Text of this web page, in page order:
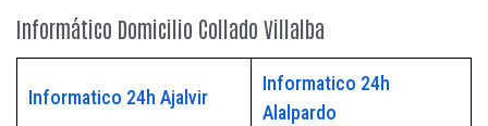
Informático Domicilio Collado Villalba
Informatico 24h Ajalvir
Informatico 24h
Alalpardo